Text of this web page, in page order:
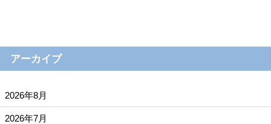
アーカイブ
2026年8月
2026年7月